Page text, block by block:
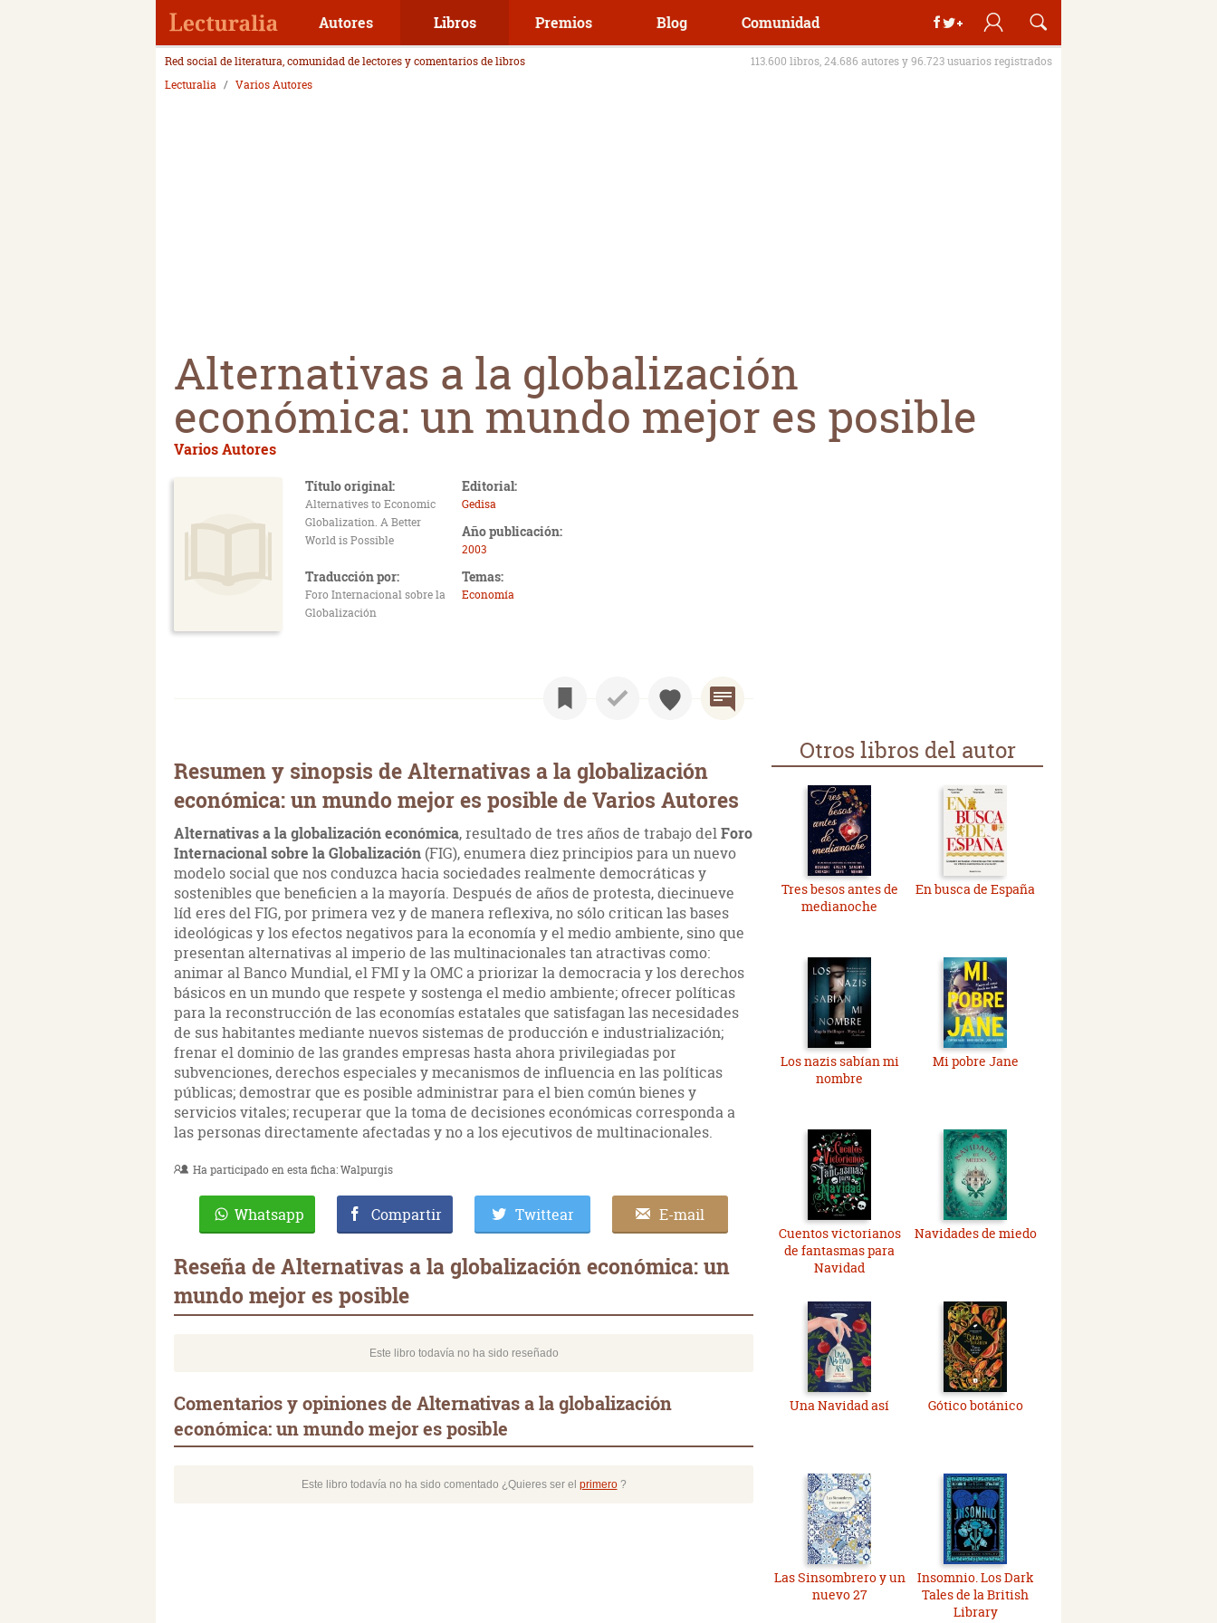
Autores Libros Premios Blog Comunidad
Red social de literatura, comunidad de lectores y comentarios de libros
113.600 libros, 24.686 autores y 96.723 usuarios registrados
Lecturalia
Varios Autores
Alternativas a la globalización
económica: un mundo mejor es posible
Varios Autores
Título original:
Alternatives to Economic
Globalization. A Better
World is Possible
Editorial:
Gedisa
Año publicación:
2003
Traducción por:
Foro Internacional sobre la
Globalización
Temas:
Economía
Resumen y sinopsis de Alternativas a la globalización
económica: un mundo mejor es posible de Varios Autores
Alternativas a la globalización económica, resultado de tres años de trabajo delForo
Internacional sobre la Globalización (FIG), enumera diez principios para un nuevo
modelo social que nos conduzca hacia sociedades realmente democráticas y
sostenibles que beneficien a la mayoría. Después de años de protesta, diecinueve
líd eres del FIG, por primera vez y de manera reflexiva, no sólo critican las bases
ideológicas y los efectos negativos para la economía y el medio ambiente, sino que
presentan alternativas al imperio de las multinacionales tan atractivas como:
animar al Banco Mundial, el FMI y la OMC a priorizar la democracia y los derechos
básicos en un mundo que respete y sostenga el medio ambiente; ofrecer políticas
para la reconstrucción de las economías estatales que satisfagan las necesidades
de sus habitantes mediante nuevos sistemas de producción e industrialización;
frenar el dominio de las grandes empresas hasta ahora privilegiadas por
subvenciones, derechos especiales y mecanismos de influencia en las políticas
públicas; demostrar que es posible administrar para el bien común bienes y
servicios vitales; recuperar que la toma de decisiones económicas corresponda a
las personas directamente afectadas y no a los ejecutivos de multinacionales.
Ha participado en esta ficha:Walpurgis
Whatsapp Compartir Twittear E-mail
Reseña de Alternativas a la globalización económica: un
mundo mejor es posible
Este libro todavía no ha sido reseñado
Comentarios y opiniones de Alternativas a la globalización
económica: un mundo mejor es posible
Este libro todavía no ha sido comentado ¿Quieres ser el primero?
Otros libros del autor
Tres besos antes de
medianoche
En busca de España
Los nazis sabían mi
nombre
Mi pobre Jane
Cuentos victorianos
de fantasmas para
Navidad
Navidades de miedo
Una Navidad así Gótico botánico
Las Sinsombrero y un
nuevo 27
Insomnio. Los Dark
Tales de la British
Library